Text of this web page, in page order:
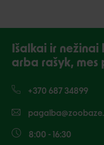
Išalkai ir nežinai
arba rašyk, mes
+370 687 34899
8:00 - 16:30